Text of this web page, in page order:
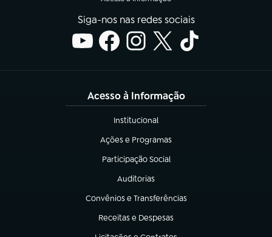
Siga-nos nas redes sociais
Acesso à Informação
Institucional
(abre em nova aba)
Ações e Programas
(abre em nova aba)
Participação Social
(abre em nova aba)
Auditorias
(abre em nova aba)
Convênios e Transferências
(abre em nova aba)
Receitas e Despesas
(abre em nova aba)